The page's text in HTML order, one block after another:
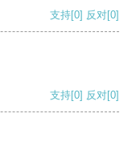
支持[0] 反对[0]
支持[0] 反对[0]